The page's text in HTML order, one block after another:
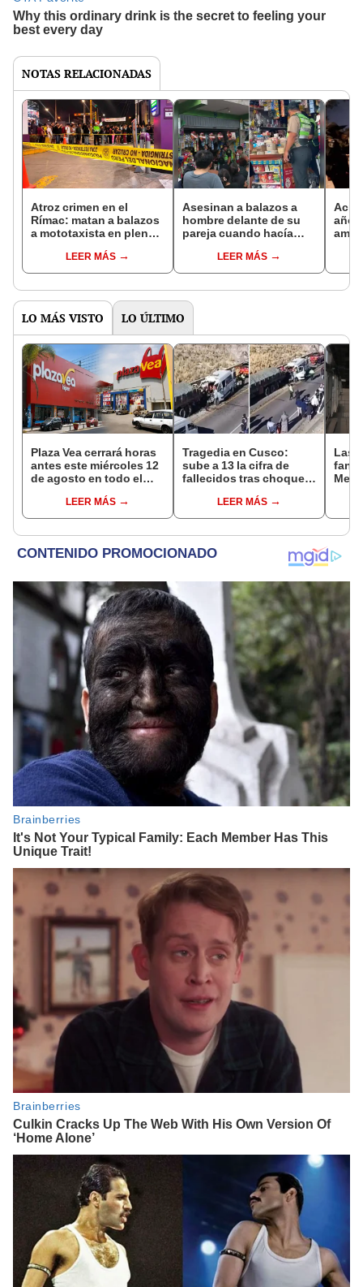
NOTAS RELACIONADAS
Atroz crimen en el
Rímac: matan a balazos
a mototaxista en pleno
LEER MÁS
Asesinan a balazos a
hombre delante de su
pareja cuando hacía
LEER MÁS
años
LO MÁS VISTO LO ÚLTIMO
Plaza Vea cerrará horas
antes este miércoles 12
de agosto en todo el
hasta las 7 p.m.
LEER MÁS
Tragedia en Cusco:
sube a 13 la cifra de
fallecidos tras choque
EspinarLEER MÁS
Las